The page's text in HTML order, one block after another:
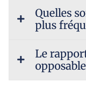
Quelles
plus
Le